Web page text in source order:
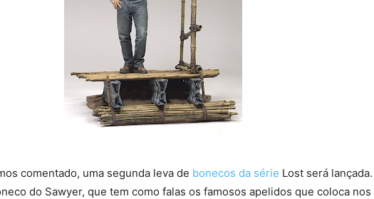
comentado, uma segunda leva de bonecos da série Lost será lançada.
do Sawyer, que tem como falas os famosos apelidos que coloca nos